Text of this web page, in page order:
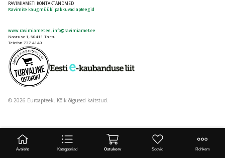
RAVIMIAMETI KONTAKTANDMED
Ravimite kaugmüüki pakkuvad apteegid
www.ravimiamet.ee info@ravimiamet.ee
Nooruse 1, 50411 Tartu
Telefon 737 4140
© 2026 Euroapteek. Kõik õigused kaitstud.
Avaleht Kategooriad Ostukorv Soovid Rohkem